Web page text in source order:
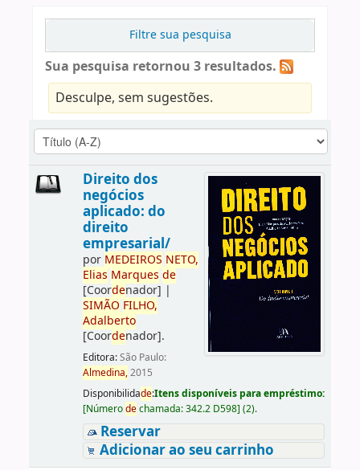
Filtre sua pesquisa
Sua pesquisa retornou 3 resultados.
Desculpe, sem sugestões.
Direito dos
negócios
aplicado: do
direito
empresarial/
por MEDEIROS NETO,
Elias Marques de
[Coordenador] |
SIMÃO FILHO,
Adalberto
[Coordenador].
Editora:São Paulo:
Almedina,2015
Disponibilidade:Itens disponíveis para empréstimo:
[Númerodechamada:342.2 D598] (2).
Reservar
Adicionar ao seu carrinho